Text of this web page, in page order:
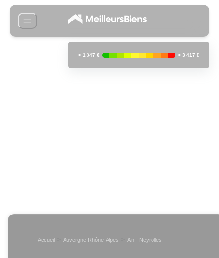
Accueil > Auvergne-Rhône-Alpes > Ain Neyrolles
< 1 347 € > 3 417 €